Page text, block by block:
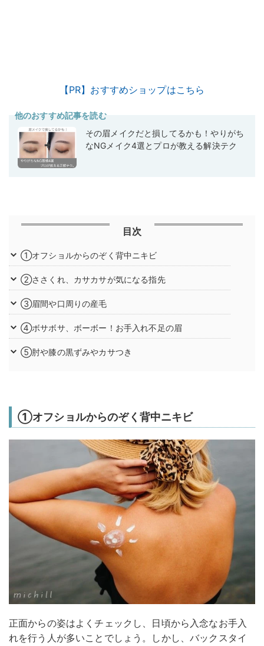
【PR】おすすめショップはこちら
他のおすすめ記事を読む
その眉メイクだと損してるかも！やりがち
なNGメイク4選とプロが教える解決テク
目次
①オフショルからのぞく背中ニキビ
②ささくれ、カサカサが気になる指先
③眉間や口周りの産毛
④ボサボサ、ボーボー！お手入れ不足の眉
⑤肘や膝の黒ずみやカサつき
①オフショルからのぞく背中ニキビ
正面からの姿はよくチェックし、日頃から入念なお手入
れを行う人が多いことでしょう。しかし、バックスタイ